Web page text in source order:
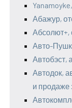
Абажур,
Абсолют+,
Авто-
Автобэст,
Автодок,
и продаже